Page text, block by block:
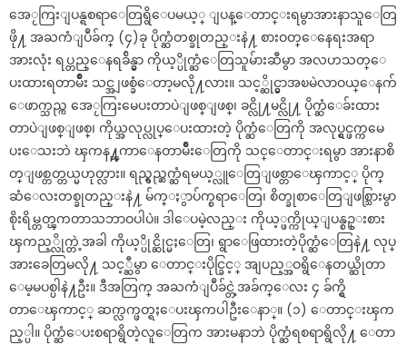
အေႂကြးျပန္ရစရာေတြရွိေပမယ့္ ျပန္ေတာင္းရမွာအားနာသူေတြ
ဖို႔ အႀကံျပဳခ်က္ (၄)ခု ပိုက္ဆံတစ္ခုတည္းနဲ႔ စားဝတ္ေနေရးအရာ
အားလုံး ရပ္တည္ေနရခ်ိန္မွာ ကိုယ့္ပိုက္ဆံေတြသူမ်ားဆီမွာ အလဟသတ္ေ
ပးထားရတာမ်ိဳး သင္အျဖစ္ခံေတာ့မလို႔လား။ သင့္ဆိုင္မွာအၿမဲလာဝယ္ေနက်
ေဖာက္သည္က အေႂကြးမေပးတာပဲျဖစ္ျဖစ္၊ ခင္လို႔မင္လို႔ ပိုက္ဆံေခ်းထား
တာပဲျဖစ္ျဖစ္၊ ကိုယ္အလုပ္လုပ္ေပးထားတဲ့ ပိုက္ဆံေတြကို အလုပ္ရွင္ဖက္ကမေ
ပးေသးဘဲ ၾကန႔္ၾကာေနတာမ်ိဳးေတြကို သင္ေတာင္းရမွာ အားနာစိ
တ္ျဖစ္တတ္တယ္မဟုတ္လား။ ရည္ရွည္ဆက္ဆံရမယ့္လူေတြျဖစ္တာေၾကာင့္ ပိုက္
ဆံေလးတစ္ခုတည္းနဲ႔ မ်က္ႏွာပ်က္စရာေတြ၊ စိတ္ခုစာေတြျဖစ္သြားမွာ
စိုးရိမ္တတ္ၾကတာသဘာဝပါပဲ။ ဒါေပမဲ့လည္း ကိုယ့္ဖက္ကိုယ္ျပန္စဥ္းစား
ၾကည့္လိုက္တဲ့အခါ ကိုယ့္ပိုင္ဆိုင္မႈေတြ၊ ရွာေဖြထားတဲ့ပိုက္ဆံေတြနဲ႔ လုပ္
အားခေတြမလို႔ သင့္ဆီမွာ ေတာင္းပိုင္ခြင့္ အျပည့္အဝရွိေနတယ္ဆိုတာ
ေမ့မပစ္ပါနဲ႔ဦး။ ဒီအတြက္ အႀကံျပဳခ်င္တဲ့အခ်က္ေလး ၄ ခ်က္ရွိ
တာေၾကာင့္ ဆက္လက္ဖတ္ရႈေပးၾကပါဦးေနာ္။ (၁) ေတာင္းၾက
ည့္ပါ။ ပိုက္ဆံေပးစရာရွိတဲ့လူေတြက အားမနာဘဲ ပိုက္ဆံရစရာရွိလို႔ ေတာ